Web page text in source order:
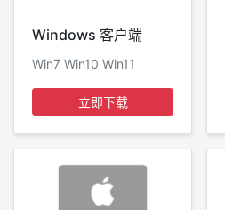
Windows 客户端
Win7 Win10 Win11
立即下载